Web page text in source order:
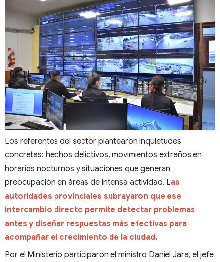
Los referentes del sector plantearon inquietudes
concretas: hechos delictivos, movimientos extraños en
horarios nocturnos y situaciones que generan
preocupación en áreas de intensa actividad. Las
autoridades provinciales subrayaron que ese
intercambio directo permite detectar problemas
antes y diseñar respuestas más efectivas para
acompañar el crecimiento de la ciudad.
Por el Ministerio participaron el ministro Daniel Jara, el jefe